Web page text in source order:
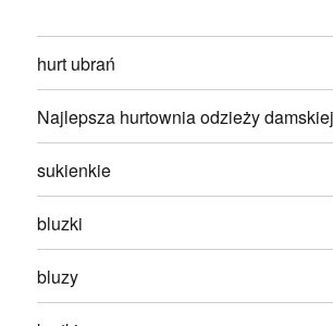
hurt ubrań
Najlepsza hurtownia odzieży
sukienkie
bluzki
bluzy